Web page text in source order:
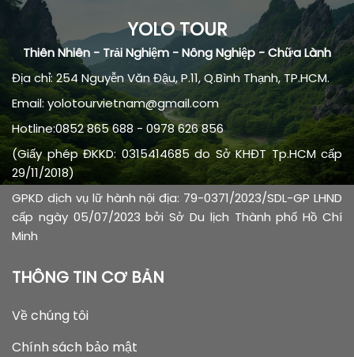
YOLO TOUR
Thiên Nhiên - Trải Nghiệm - Nông Nghiệp - Chữa Lành
Địa chỉ: 254 Nguyễn Văn Đậu, P.11, Q.Bình Thạnh, TP.HCM.
Email: yolotourvietnam@gmail.com
Hotline:0852 865 688 - 0978 626 856
(Giấy phép ĐKKD: 0315414685 do Sở KHĐT Tp.HCM cấp
29/11/2018)
GPKD dịch vụ lữ hành nội địa: 79-0371/2023/SDL-GP LHND
cấp ngày 05/07/2023 bởi Sở Du lịch Thành phố Hồ Chí
Minh
THÔNG TIN CƠ BẢN
Về chúng tôi
Chính sách bảo mật